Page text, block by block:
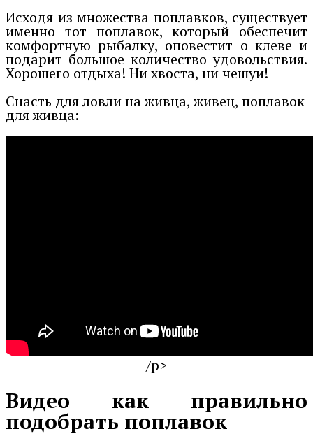
Исходя из множества поплавков, существует
именно тот поплавок, который обеспечит
комфортную рыбалку, оповестит о клеве и
подарит большое количество удовольствия.
Хорошего отдыха! Ни хвоста, ни чешуи!
Снасть для ловли на живца, живец, поплавок
для живца:
/p>
Видео как правильно
подобрать поплавок